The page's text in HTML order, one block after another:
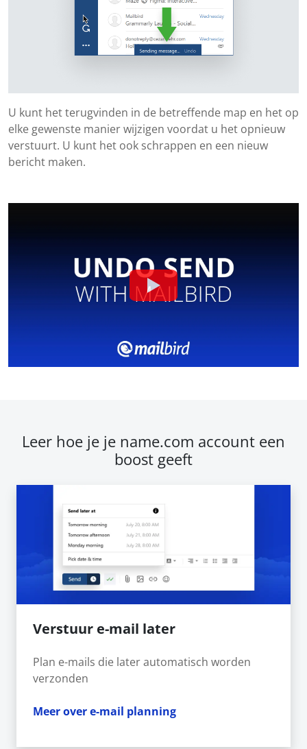
U kunt het terugvinden in de betreffende map en het op
elke gewenste manier wijzigen voordat u het opnieuw
verstuurt. U kunt het ook schrappen en een nieuw
bericht maken.
Leer hoe je je name.com account een
boost geeft
Verstuur e-mail later
Plan e-mails die later automatisch worden
verzonden
Meer over e-mail planning